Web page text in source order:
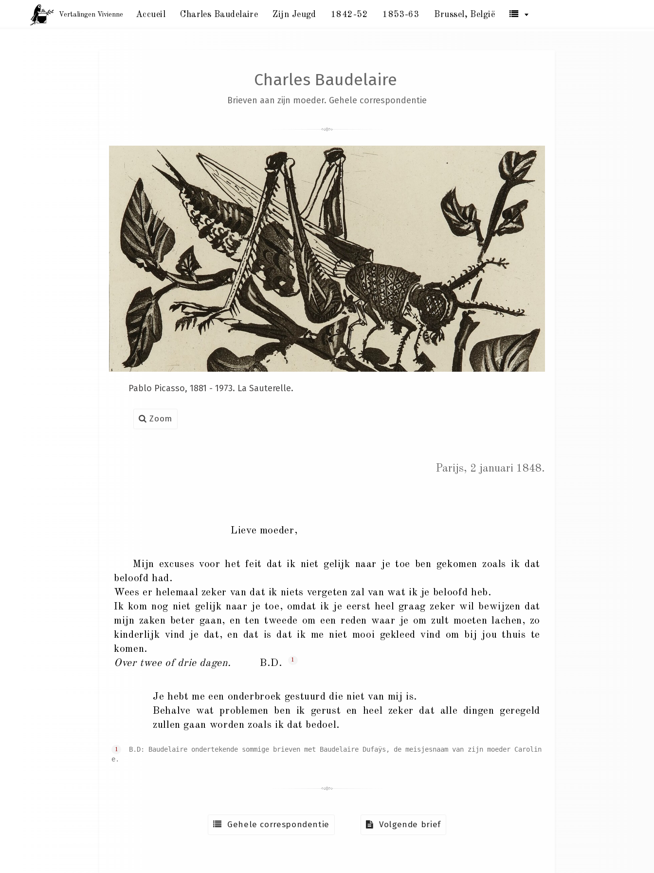
Vertalingen Vivienne Accueil Charles Baudelaire Zijn Jeugd 1842-52 1853-63 Brussel, België
Charles Baudelaire
Brieven aan zijn moeder. Gehele correspondentie
Pablo Picasso, 1881 - 1973. La Sauterelle.
Zoom
Parijs, 2 januari 1848.
Lieve moeder,
Mijn excuses voor het feit dat ik niet gelijk naar je toe ben gekomen zoals ik dat
beloofd had.
Wees er helemaal zeker van dat ik niets vergeten zal van wat ik je beloofd heb.
Ik kom nog niet gelijk naar je toe, omdat ik je eerst heel graag zeker wil bewijzen dat
mijn zaken beter gaan, en ten tweede om een reden waar je om zult moeten lachen, zo
kinderlijk vind je dat, en dat is dat ik me niet mooi gekleed vind om bij jou thuis te
komen.
Over twee of drie dagen. B.D. 1
Je hebt me een onderbroek gestuurd die niet van mij is.
Behalve wat problemen ben ik gerust en heel zeker dat alle dingen geregeld
zullen gaan worden zoals ik dat bedoel.
1
B.D: Baudelaire ondertekende sommige brieven met Baudelaire Dufaÿs, de meisjesnaam van zijn moeder Carolin
e.
Gehele correspondentie Volgende brief